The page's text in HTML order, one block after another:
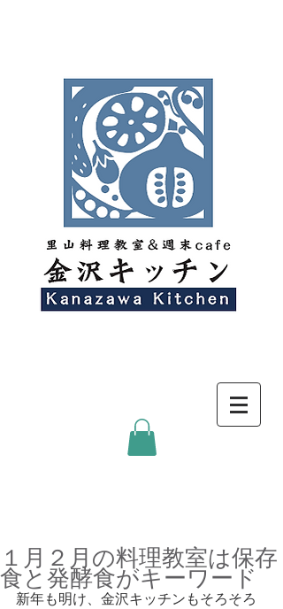
１月２月の料理教室は保存
食と発酵食がキーワード
新年も明け、金沢キッチンもそろそろ